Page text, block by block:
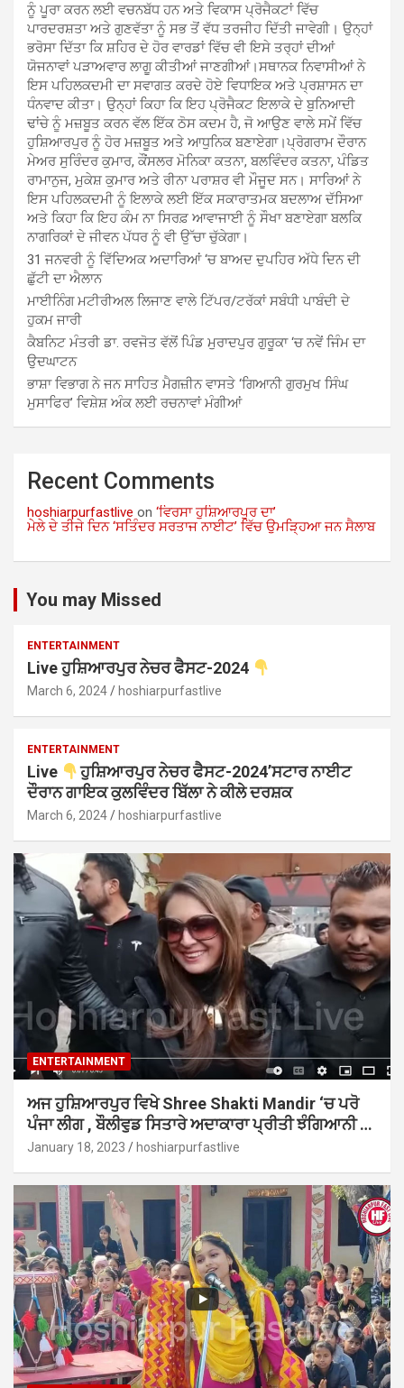
ਨੂੰ ਪੂਰਾ ਕਰਨ ਲਈ ਵਚਨਬੱਧ ਹਨ ਅਤੇ ਵਿਕਾਸ ਪ੍ਰੋਜੈਕਟਾਂ ਵਿੱਚ
ਪਾਰਦਰਸ਼ਤਾ ਅਤੇ ਗੁਣਵੱਤਾ ਨੂੰ ਸਭ ਤੋਂ ਵੱਧ ਤਰਜੀਹ ਦਿੱਤੀ ਜਾਵੇਗੀ। ਉਨ੍ਹਾਂ
ਭਰੋਸਾ ਦਿੱਤਾ ਕਿ ਸ਼ਹਿਰ ਦੇ ਹੋਰ ਵਾਰਡਾਂ ਵਿੱਚ ਵੀ ਇਸੇ ਤਰ੍ਹਾਂ ਦੀਆਂ
ਯੋਜਨਾਵਾਂ ਪੜਾਅਵਾਰ ਲਾਗੂ ਕੀਤੀਆਂ ਜਾਣਗੀਆਂ।ਸਥਾਨਕ ਨਿਵਾਸੀਆਂ ਨੇ
ਇਸ ਪਹਿਲਕਦਮੀ ਦਾ ਸਵਾਗਤ ਕਰਦੇ ਹੋਏ ਵਿਧਾਇਕ ਅਤੇ ਪ੍ਰਸ਼ਾਸਨ ਦਾ
ਧੰਨਵਾਦ ਕੀਤਾ। ਉਨ੍ਹਾਂ ਕਿਹਾ ਕਿ ਇਹ ਪ੍ਰੋਜੈਕਟ ਇਲਾਕੇ ਦੇ ਬੁਨਿਆਦੀ
ਢਾਂਚੇ ਨੂੰ ਮਜ਼ਬੂਤ ਕਰਨ ਵੱਲ ਇੱਕ ਠੋਸ ਕਦਮ ਹੈ, ਜੋ ਆਉਣ ਵਾਲੇ ਸਮੇਂ ਵਿੱਚ
ਹੁਸ਼ਿਆਰਪੁਰ ਨੂੰ ਹੋਰ ਮਜ਼ਬੂਤ ਅਤੇ ਆਧੁਨਿਕ ਬਣਾਏਗਾ।ਪ੍ਰੋਗਰਾਮ ਦੌਰਾਨ
ਮੇਅਰ ਸੁਰਿੰਦਰ ਕੁਮਾਰ, ਕੌਂਸਲਰ ਮੋਨਿਕਾ ਕਤਨਾ, ਬਲਵਿੰਦਰ ਕਤਨਾ, ਪੰਡਿਤ
ਰਾਮਾਨੁਜ, ਮੁਕੇਸ਼ ਕੁਮਾਰ ਅਤੇ ਰੀਨਾ ਪਰਾਸ਼ਰ ਵੀ ਮੌਜੂਦ ਸਨ। ਸਾਰਿਆਂ ਨੇ
ਇਸ ਪਹਿਲਕਦਮੀ ਨੂੰ ਇਲਾਕੇ ਲਈ ਇੱਕ ਸਕਾਰਾਤਮਕ ਬਦਲਾਅ ਦੱਸਿਆ
ਅਤੇ ਕਿਹਾ ਕਿ ਇਹ ਕੰਮ ਨਾ ਸਿਰਫ਼ ਆਵਾਜਾਈ ਨੂੰ ਸੌਖਾ ਬਣਾਏਗਾ ਬਲਕਿ
ਨਾਗਰਿਕਾਂ ਦੇ ਜੀਵਨ ਪੱਧਰ ਨੂੰ ਵੀ ਉੱਚਾ ਚੁੱਕੇਗਾ।
31 ਜਨਵਰੀ ਨੂੰ ਵਿੱਦਿਅਕ ਅਦਾਰਿਆਂ ‘ਚ ਬਾਅਦ ਦੁਪਹਿਰ ਅੱਧੇ ਦਿਨ ਦੀ
ਛੁੱਟੀ ਦਾ ਐਲਾਨ
ਮਾਈਨਿੰਗ ਮਟੀਰੀਅਲ ਲਿਜਾਣ ਵਾਲੇ ਟਿੱਪਰ/ਟਰੱਕਾਂ ਸਬੰਧੀ ਪਾਬੰਦੀ ਦੇ
ਹੁਕਮ ਜਾਰੀ
ਕੈਬਨਿਟ ਮੰਤਰੀ ਡਾ. ਰਵਜੋਤ ਵੱਲੋਂ ਪਿੰਡ ਮੁਰਾਦਪੁਰ ਗੁਰੂਕਾ ‘ਚ ਨਵੇਂ ਜਿੰਮ ਦਾ
ਉਦਘਾਟਨ
ਭਾਸ਼ਾ ਵਿਭਾਗ ਨੇ ਜਨ ਸਾਹਿਤ ਮੈਗਜ਼ੀਨ ਵਾਸਤੇ ‘ਗਿਆਨੀ ਗੁਰਮੁਖ ਸਿੰਘ
ਮੁਸਾਫਿਰ’ ਵਿਸ਼ੇਸ਼ ਅੰਕ ਲਈ ਰਚਨਾਵਾਂ ਮੰਗੀਆਂ
Recent Comments
hoshiarpurfastlive on ‘ਵਿਰਸਾ ਹੁਸ਼ਿਆਰਪੁਰ ਦਾ’
ਮੇਲੇ ਦੇ ਤੀਜੇ ਦਿਨ ‘ਸਤਿੰਦਰ ਸਰਤਾਜ ਨਾਈਟ’ ਵਿੱਚ ਉਮੜ੍ਹਿਆ ਜਨ ਸੈਲਾਬ
You may Missed
ENTERTAINMENT
Live ਹੁਸ਼ਿਆਰਪੁਰ ਨੇਚਰ ਫੈਸਟ-2024
March 6, 2024 hoshiarpurfastlive
ENTERTAINMENT
Live
ਹੁਸ਼ਿਆਰਪੁਰ ਨੇਚਰ ਫੈਸਟ-2024’ਸਟਾਰ ਨਾਈਟ
ਦੌਰਾਨ ਗਾਇਕ ਕੁਲਵਿੰਦਰ ਬਿੱਲਾ ਨੇ ਕੀਲੇ ਦਰਸ਼ਕ
March 6, 2024 hoshiarpurfastlive
ENTERTAINMENT
ਅਜ ਹੁਸ਼ਿਆਰਪੁਰ ਵਿਖੇ Shree Shakti Mandir ‘ਚ ਪਰੋ
ਪੰਜਾ ਲੀਗ , ਬੌਲੀਵੁਡ ਸਿਤਾਰੇ ਅਦਾਕਾਰਾ ਪ੍ਰੀਤੀ ਝੰਗਿਆਨੀ …
January 18, 2023 hoshiarpurfastlive